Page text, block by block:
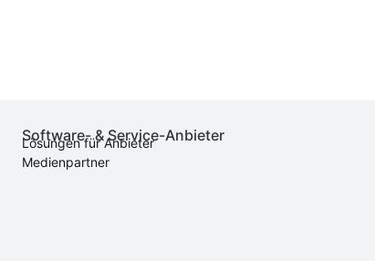
Software- & Service-Anbieter
Lösungen für Anbieter
Medienpartner